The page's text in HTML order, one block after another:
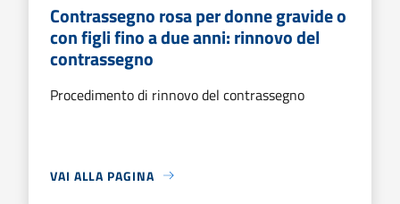
Contrassegno rosa per donne gravide o
con figli fino a due anni: rinnovo del
contrassegno
Procedimento di rinnovo del contrassegno
VAI ALLA PAGINA